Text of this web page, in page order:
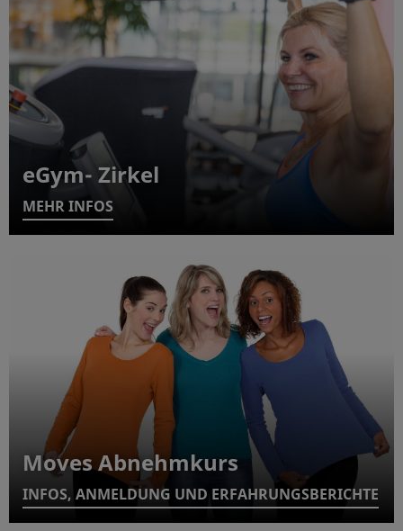
eGym- Zirkel
MEHR INFOS
Moves Abnehmkurs
INFOS, ANMELDUNG UND ERFAHRUNGSBERICHTE